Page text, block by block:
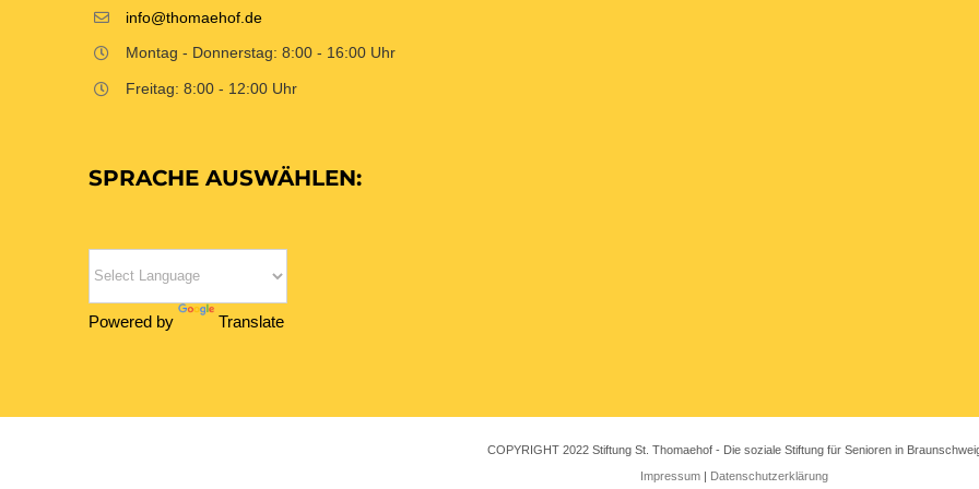
info@thomaehof.de
Montag - Donnerstag: 8:00 - 16:00 Uhr
Freitag: 8:00 - 12:00 Uhr
SPRACHE AUSWÄHLEN:
Powered by Translate
COPYRIGHT 2022 Stiftung St. Thomaehof - Die soziale Stiftung für Senioren in
Impressum | Datenschutzerklärung